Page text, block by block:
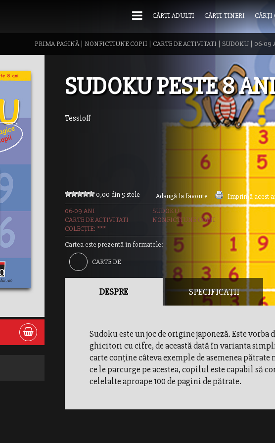
CĂRȚI ADULTI CĂRȚI TINERI CĂRȚI
PRIMA PAGINĂ| NONFICTIUNE COPII CARTE DE ACTIVITATI SUDOKU| 06-09
SUDOKU PESTE 8
Tessloff
0,00 din 5 stele Adaugă la favorite
Imprimă acest
06-09 ANI
SUDOKU
CARTE DE ACTIVITATI
NONFICTIUNE COPII
COLECȚIE: ***
Cartea este prezentă în formatele:
CARTE DE
DESPRE SPECIFICAȚII
Sudoku este un joc de origine japoneză. Este vorba
ghicitori cu cifre, de această dată în varianta
carte conţine câteva exemple de asemenea
ce le parcurge pe acestea, copilul este capabil să
celelalte aproape 100 de pagini de pătrate.